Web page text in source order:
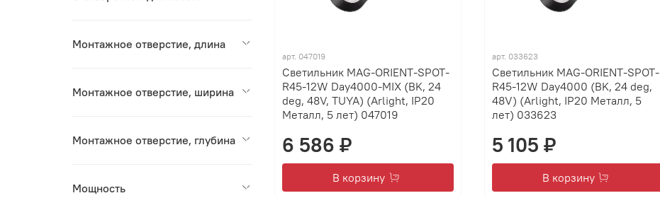
арт. 047019
Светильник MAG-ORIENT-SPOT-
R45-12W Day4000-MIX (BK, 24
deg, 48V, TUYA) (Arlight, IP20
Металл, 5 лет) 047019
6 586 ₽
В корзину
арт. 033623
Светильник MAG-ORIENT-SPOT-
R45-12W Day4000 (BK, 24 deg,
48V) (Arlight, IP20 Металл, 5
лет) 033623
5 105 ₽
В корзину
Монтажное отверстие, длина
Монтажное отверстие, ширина
Монтажное отверстие, глубина
Мощность